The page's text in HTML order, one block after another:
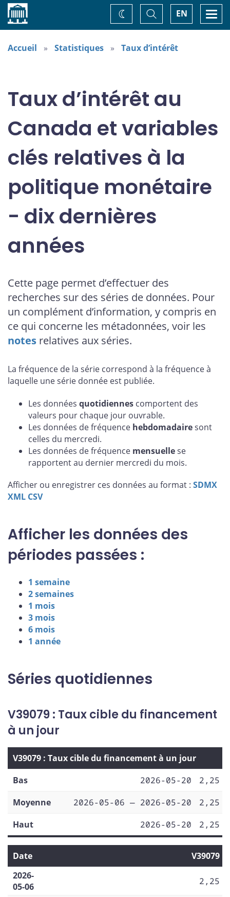
Accueil EN
Basculer
la
recherche
Changez
de
thème
Accueil Statistiques Taux d’intérêt
Taux d’intérêt au
Canada et variables
clés relatives à la
politique monétaire
- dix dernières
années
Cette page permet d’effectuer des
recherches sur des séries de données. Pour
un complément d’information, y compris en
ce qui concerne les métadonnées, voir les
notes relatives aux séries.
La fréquence de la série correspond à la fréquence à
laquelle une série donnée est publiée.
Les données quotidiennes comportent des
valeurs pour chaque jour ouvrable.
Les données de fréquence hebdomadairesont
celles du mercredi.
Les données de fréquence mensuellese
rapportent au dernier mercredi du mois.
Afficher ou enregistrer ces données au format : SDMX
XML CSV
Afficher les données des
périodes passées :
1 semaine
2 semaines
1 mois
3 mois
6 mois
1 année
Séries quotidiennes
V39079 : Taux cible du financement
à un jour
V39079 : Taux cible du financement à un jour
Bas
2026-05-20
2,25
Moyenne
2026-05-06 — 2026-05-20
2,25
Haut
2026-05-20 2,25
Date
V39079
2026-
05-06
2,25